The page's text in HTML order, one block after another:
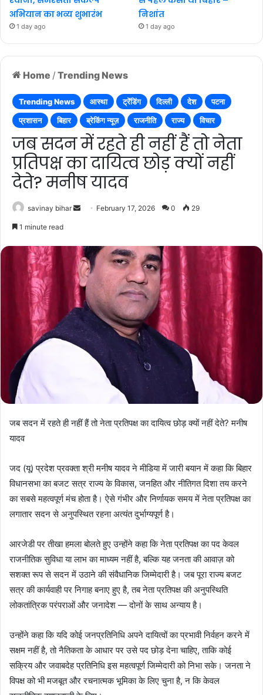
Home / Trending News
Trending News आस्था ट्रेंडिंग दिल्ली देश
पटना
प्रशासन
बिहार ब्रेकिंग न्यूज़ राजनीति राज्य विचार
जब सदन में रहते ही नहीं हैं तो नेता
प्रतिपक्ष का दायित्व छोड़ क्यों नहीं
देते? मनीष यादव
savinay bihar
SendFebruary 17, 2026 0 29
1 minute read
जब सदन में रहते ही नहीं हैं तो नेता प्रतिपक्ष का दायित्व छोड़ क्यों नहीं देते? मनीष
यादव
जद (यू) प्रदेश प्रवक्ता श्री मनीष यादव ने मीडिया में जारी बयान में कहा कि बिहार
विधानसभा का बजट सत्र राज्य के विकास, जनहित और नीतिगत दिशा तय करने
का सबसे महत्वपूर्ण मंच होता है। ऐसे गंभीर और निर्णायक समय में नेता प्रतिपक्ष का
लगातार सदन से अनुपस्थित रहना अत्यंत दुर्भाग्यपूर्ण है।
आरजेडी पर तीखा हमला बोलते हुए उन्होंने कहा कि नेता प्रतिपक्ष का पद केवल
राजनीतिक सुविधा या लाभ का माध्यम नहीं है, बल्कि यह जनता की आवाज़ को
सशक्त रूप से सदन में उठाने की संवैधानिक जिम्मेदारी है। जब पूरा राज्य बजट
सत्र की कार्यवाही पर निगाह बनाए हुए है, तब नेता प्रतिपक्ष की अनुपस्थिति
लोकतांत्रिक परंपराओं और जनादेश — दोनों के साथ अन्याय है।
उन्होंने कहा कि यदि कोई जनप्रतिनिधि अपने दायित्वों का प्रभावी निर्वहन करने में
सक्षम नहीं है, तो नैतिकता के आधार पर उसे पद छोड़ देना चाहिए, ताकि कोई
सक्रिय और जवाबदेह प्रतिनिधि इस महत्वपूर्ण जिम्मेदारी को निभा सके। जनता ने
विपक्ष को भी मजबूत और रचनात्मक भूमिका के लिए चुना है, न कि केवल
अभियान का भव्य शुभारंभ
1 day ago
निशांत
1 day ago